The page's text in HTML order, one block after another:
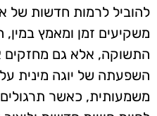
להוביל לרמות חדשות של
משקיעים זמן ומאמץ
התשוקה, אלא גם
השפעתה של יוגה מינית על
משמעותית, כאשר